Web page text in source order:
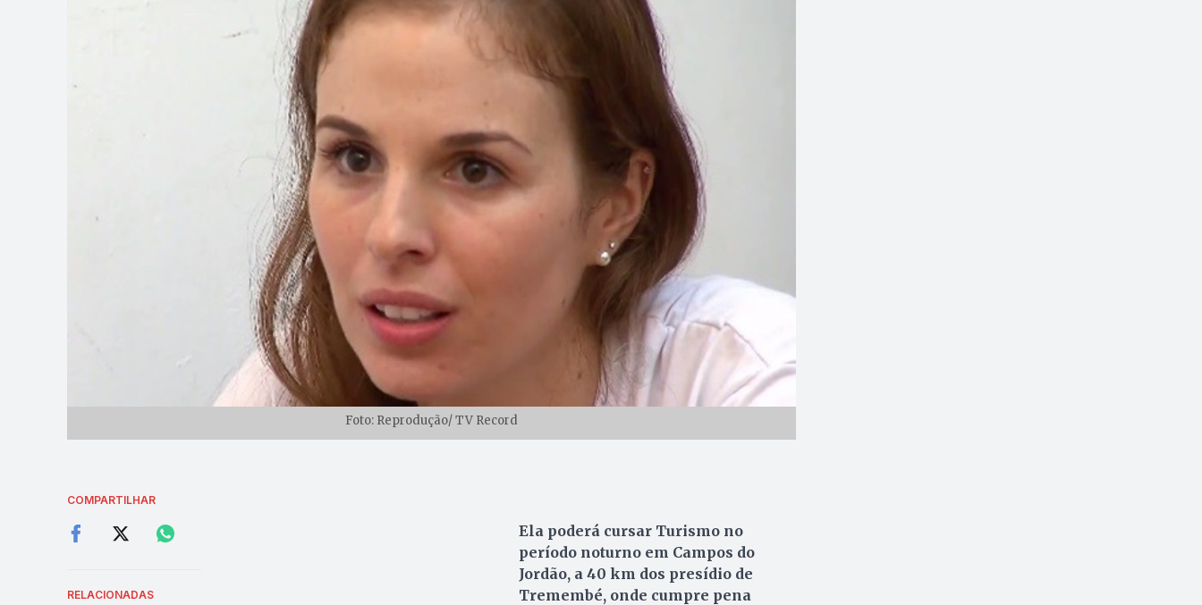
Foto: Reprodução/ TV Record
COMPARTILHAR
RELACIONADAS
Ela poderá cursar Turismo no
período noturno em Campos do
Jordão, a 40 km dos presídio de
Tremembé, onde cumpre pena